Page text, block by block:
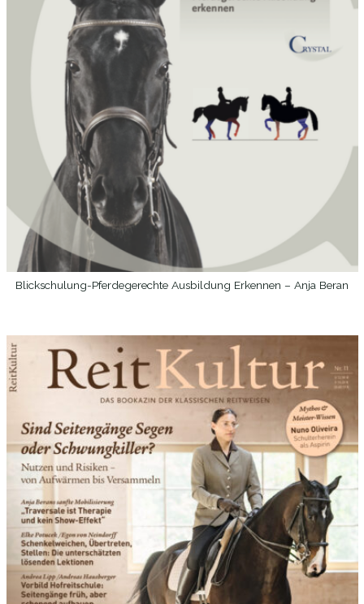
WEITERLESEN
Blickschulung-Pferdegerechte Ausbildung Erkennen – Anja Beran